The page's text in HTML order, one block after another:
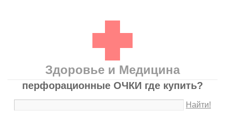
Здоровье и Медицина
перфорационные ОЧКИ где купить?
Найти!